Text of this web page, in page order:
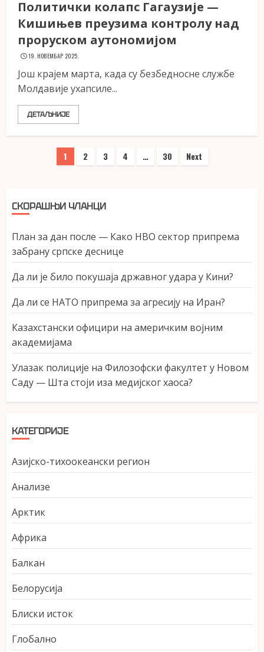
Политички колапс Гагаузије —
Кишињев преузима контролу над
проруском аутономијом
19. НОВЕМБАР 2025.
Још крајем марта, када су безбедносне службе
Молдавије ухапсиле...
ДЕТАЉНИЈЕ
Пагинација
1 2 3 4 … 30 Next
СКОРАШЊИ ЧЛАНЦИ
План за дан после — Како НВО сектор припрема
забрану српске деснице
Да ли је било покушаја државног удара у Кини?
Да ли се НАТО припрема за агресију на Иран?
Казахстански официри на америчким војним
академијама
Улазак полиције на Филозофски факултет у Новом
Саду — Шта стоји иза медијског хаоса?
КАТЕГОРИЈЕ
Азијско-тихоокеански регион
Анализе
Арктик
Африка
Балкан
Белорусија
Блиски исток
Глобално